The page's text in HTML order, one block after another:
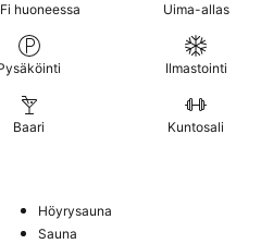
huoneessa Uima-allas
Ilmastointi
Baari Kuntosali
Höyrysauna
Sauna